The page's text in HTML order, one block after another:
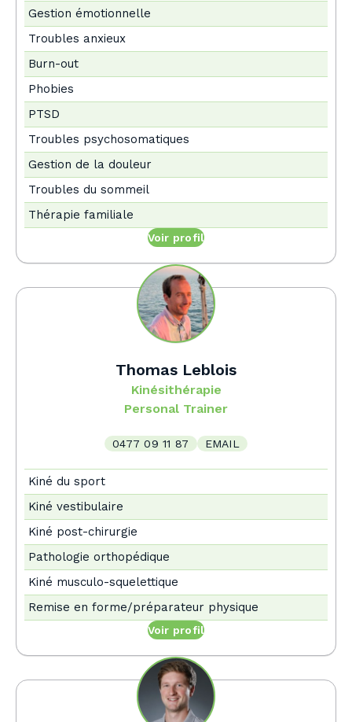
Gestion émotionnelle
Troubles anxieux
Burn-out
Phobies
PTSD
Troubles psychosomatiques
Gestion de la douleur
Troubles du sommeil
Thérapie familiale
Voir profil
Thomas Leblois
Kinésithérapie
Personal Trainer
0477 09 11 87 EMAIL
Kiné du sport
Kiné vestibulaire
Kiné post-chirurgie
Pathologie orthopédique
Kiné musculo-squelettique
Remise en forme/préparateur physique
Voir profil